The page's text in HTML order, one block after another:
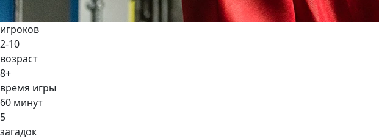
игроков
2-10
возраст
8+
время игры
60 минут
5
загадок